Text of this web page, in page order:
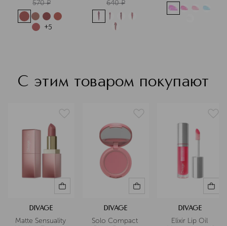
570 ¤
+5
640 ¤
С этим товаром покупают
DIVAGE
Matte Sensuality
DIVAGE
Solo Compact
DIVAGE
Elixir Lip Oil